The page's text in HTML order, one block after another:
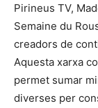
Pirineus TV,
Semaine du
creadors de
Aquesta xarxa
permet sumar
diverses per